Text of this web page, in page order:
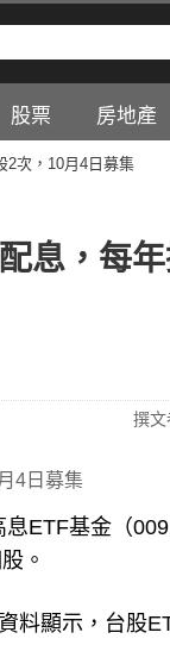
股票 房地產
2次，10月4日募集
息，每年
撰文
。